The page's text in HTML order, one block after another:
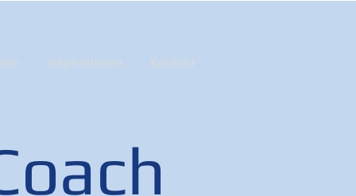
Inspirationen Kontakt